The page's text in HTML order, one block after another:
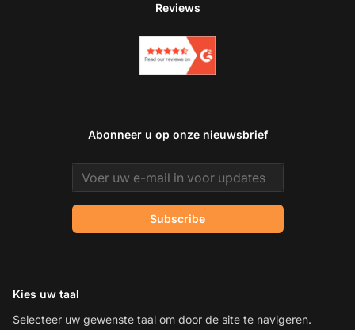
Reviews
Abonneer u op onze nieuwsbrief
Email address
Subscribe
Kies uw taal
Selecteer uw gewenste taal om door de site te navigeren.